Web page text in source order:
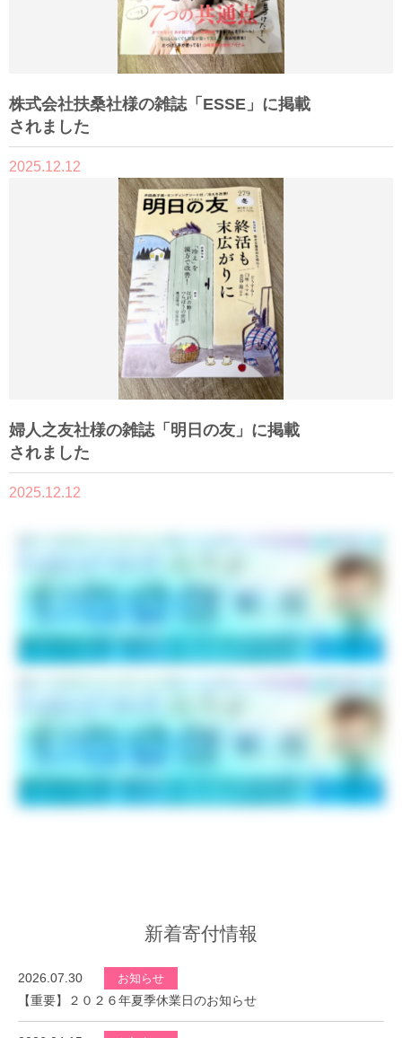
株式会社扶桑社様の雑誌「ESSE」に掲載
されました
2025.12.12
婦人之友社様の雑誌「明日の友」に掲載
されました
2025.12.12
新着寄付情報
2026.07.30 お知らせ
【重要】２０２６年夏季休業日のお知らせ